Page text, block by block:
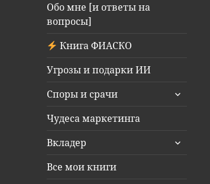
Обо мне [и ответы на
вопросы]
Книга ФИАСКО
Угрозы и подарки ИИ
Споры и срачи
раскрыть
Чудеса маркетинга
Вкладер
раскрыть
Все мои книги